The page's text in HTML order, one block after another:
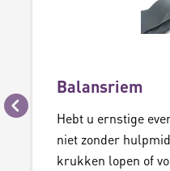
Vorige
Balansriem
Hebt u ernstige
niet zonder
krukken lopen of